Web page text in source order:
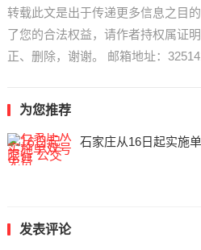
转载此文是出于传递更多信息之目
了您的合法权益，请作者持权属证
正、删除，谢谢。 邮箱地址：
为您推荐
石家庄从16日起实施
发表评论